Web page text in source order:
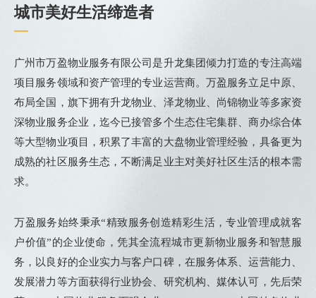
城市美好生活缔造者
广州市万盈物业服务有限公司是升龙集团倾力打造的专注高端
项目服务领域和资产管理的专业运营商。万盈服务立足中原、
布局全国，旗下拥有升龙物业、泽龙物业、尚锦物业等多家资
深物业服务企业，迄今已接管多个生态住宅集群、商办综合体
等大型物业项目，积累了丰富的大盘物业管理经验，具备更为
成熟的社区服务生态，不断满足业主对美好社区生活的根本需
求。
万盈服务始终秉承“精致服务创造精彩生活，专业管理成就客
户价值”的企业使命，凭其全流程城市更新物业服务和智慧服
务，以良好的企业实力与客户口碑，在服务体系、运营能力、
发展潜力等方面获得行业协会、研究机构、媒体认可，先后荣